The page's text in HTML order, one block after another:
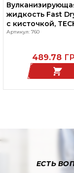
жидкость Fast
с кисточкой,
Артикул: 760
489.78
ЕСТЬ